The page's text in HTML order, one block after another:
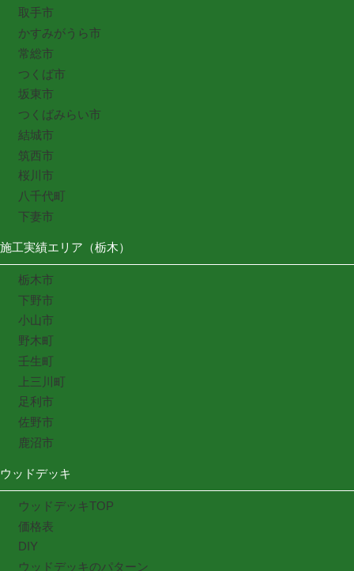
取手市
かすみがうら市
常総市
つくば市
坂東市
つくばみらい市
結城市
筑西市
桜川市
八千代町
下妻市
施工実績エリア（栃木）
栃木市
下野市
小山市
野木町
壬生町
上三川町
足利市
佐野市
鹿沼市
ウッドデッキ
ウッドデッキTOP
価格表
DIY
ウッドデッキのパターン